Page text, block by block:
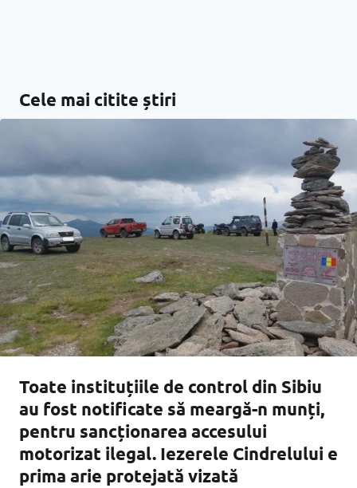
Cele mai citite știri
Toate instituțiile de control din Sibiu
au fost notificate să meargă-n munți,
pentru sancționarea accesului
motorizat ilegal. Iezerele Cindrelului e
prima arie protejată vizată